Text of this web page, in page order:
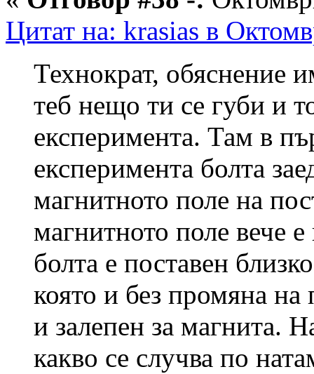
Цитат на: krasias в
Технократ, обяснение
теб нещо ти се губи и
експеримента. Там в
експеримента болта
магнитното поле на
магнитното поле вече
болта е поставен
която и без промяна на
и залепен за магнита.
какво се случва по